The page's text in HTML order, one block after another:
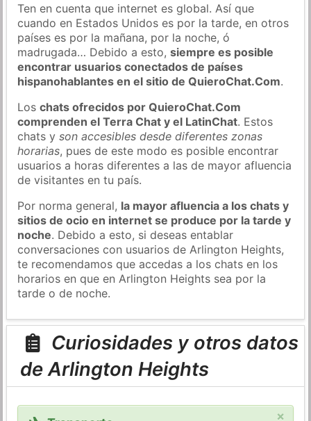
Ten en cuenta que internet es global. Así que
cuando en Estados Unidos es por la tarde, en otros
países es por la mañana, por la noche, ó
madrugada… Debido a esto,siempre es posible
encontrar usuarios conectados de países
hispanohablantes en el sitio de QuieroChat.Com.
Loschats ofrecidos por QuieroChat.Com
comprenden el Terra Chat y el LatinChat. Estos
chats yson accesibles desde diferentes zonas
horarias, pues de este modo es posible encontrar
usuarios a horas diferentes a las de mayor afluencia
de visitantes en tu país.
Por norma general, la mayor afluencia a los chats y
sitios de ocio en internet se produce por la tarde y
noche. Debido a esto, si deseas entablar
conversaciones con usuarios de Arlington Heights,
te recomendamos que accedas a los chats en los
horarios en que en Arlington Heights sea por la
tarde o de noche.
Curiosidades y otros datos
de Arlington Heights
×